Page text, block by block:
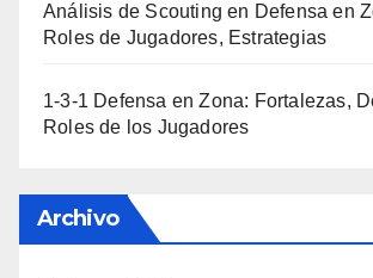
Análisis de Scouting en Defensa en
Roles de Jugadores, Estrategias
1-3-1 Defensa en Zona: Fortalezas,
Roles de los Jugadores
Archivo